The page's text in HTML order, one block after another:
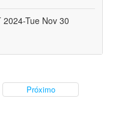
Tue Nov 30
Próximo